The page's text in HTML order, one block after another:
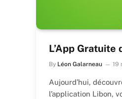
L’App Gratuite
By Léon Galarneau 19
Aujourd’hui,
l’application Libon,